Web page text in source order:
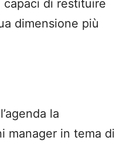
di restituire
dimensione più
la
manager in tema di